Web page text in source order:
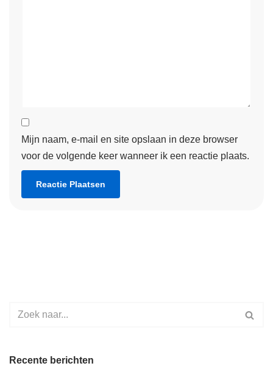
Mijn naam, e-mail en site opslaan in deze browser
voor de volgende keer wanneer ik een reactie plaats.
Recente berichten